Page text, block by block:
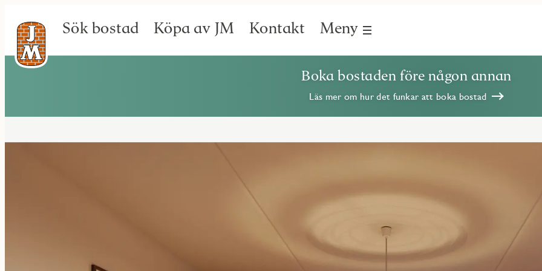
Sök bostad Köpa av JM Kontakt Meny
Boka bostaden före någon annan
Läs mer om hur det funkar att boka bostad